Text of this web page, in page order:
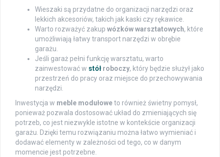
Wieszaki są przydatne do organizacji narzędzi oraz
lekkich akcesoriów, takich jak kaski czy rękawice.
Warto rozważyć zakup wózków warsztatowych, które
umożliwiają łatwy transport narzędzi w obrębie
garażu.
Jeśli garaż pełni funkcję warsztatu, warto
zainwestować w stół roboczy, który będzie służył jako
przestrzeń do pracy oraz miejsce do przechowywania
narzędzi.
Inwestycja w meble modułoweto również świetny pomysł,
ponieważ pozwala dostosować układ do zmieniających się
potrzeb, co jest niezwykle istotne w kontekście organizacji
garażu. Dzięki temu rozwiązaniu można łatwo wymieniać i
dodawać elementy w zależności od tego, co w danym
momencie jest potrzebne.